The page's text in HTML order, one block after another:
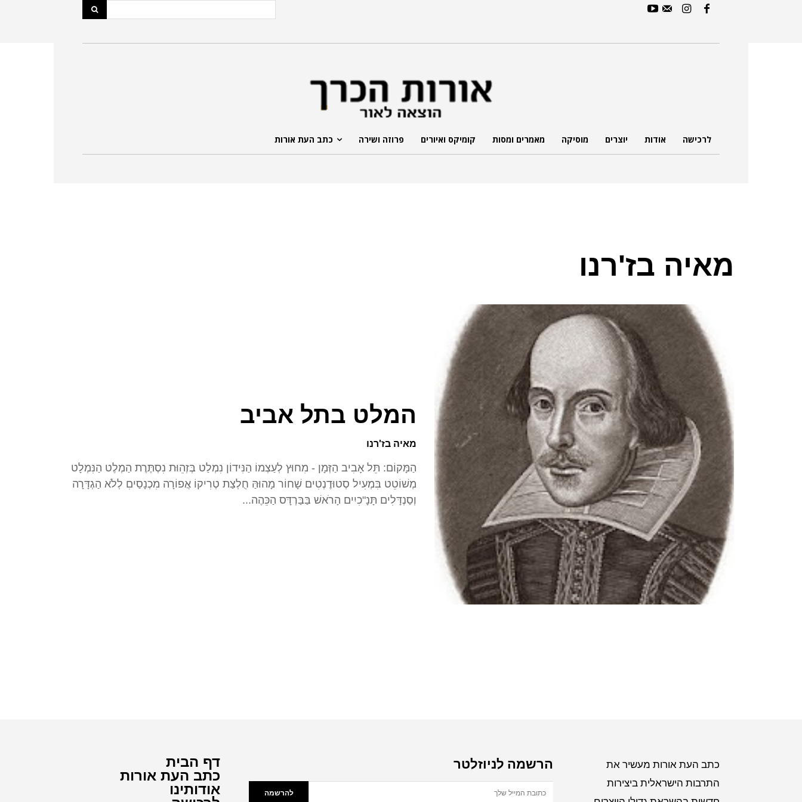
לרכישה אודות יוצרים מוסיקה מאמרים ומסות קומיקס ואיורים פרוזה ושירה כתב העת אורות
מאיה בז'רנו
המלט בתל אביב
מאיה בז'רנו
הַמָּקוֹם: תֵּל אָבִיב הַזְּמָן - מִחוּץ לְעַצְמוֹ הַנִּידוֹן נִמְלַט בְּזְהֵוּת נִסְתֶּרֶת הַמְלֶט הַנִּמְלָט
מְשׁוֹטֵט בִּמְעִיל סְטוּדֶנְטִים שָׁחוֹר מָהוּהַּ חֻלְצַת טְרִיקוֹ אֲפוֹרָה מִכְנָסַיםִ לְלֹא הַגְדָּרָה
וְסַנְדָּלִים תָּנָ"כִיִים הָרֹאשׁ בַּבַּרְדָּס הַכֵּהֶה...
דף הבית
כתב העת אורות
אודותינו
הרשמה לניוזלטר
להרשמה
כתב העת אורות מעשיר את
התרבות הישראלית ביצירות